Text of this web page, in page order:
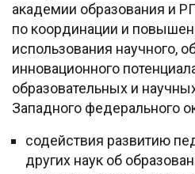
академии образования и
по координации и
использования научного,
инновационного
образовательных и
Западного федерального
содействия развитию
других наук об